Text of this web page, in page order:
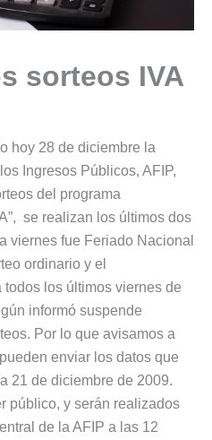
sorteos IVA
hoy 28 de diciembre la
Ingresos Públicos, AFIP,
del programa
se realizan los últimos dos
viernes fue Feriado Nacional
ordinario y el
los últimos viernes de
informó suspende
Por lo que avisamos a
enviar los datos que
21 de diciembre de 2009.
público, y serán realizados
de la AFIP a las 12